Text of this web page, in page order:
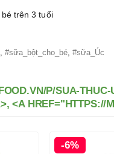
trên 3 tuổi
#sữa_bột_cho_bé #sữa_Úc
P/SUA-
<A HREF="HTTPS://
-10%